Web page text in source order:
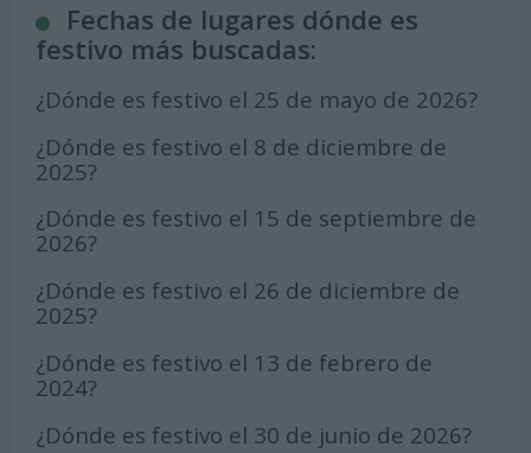
Fechas de lugares dónde es
festivo más buscadas:
¿Dónde es festivo el 25 de mayo de 2026?
¿Dónde es festivo el 8 de diciembre de
2025?
¿Dónde es festivo el 15 de septiembre de
2026?
¿Dónde es festivo el 26 de diciembre de
2025?
¿Dónde es festivo el 13 de febrero de
2024?
¿Dónde es festivo el 30 de junio de 2026?